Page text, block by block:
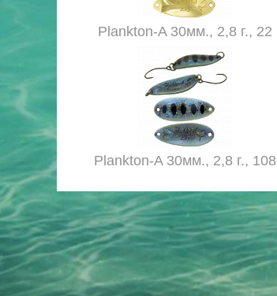
Plankton-A 30мм., 2,8 г., 22
Plankton-A 30мм., 2,8 г., 108